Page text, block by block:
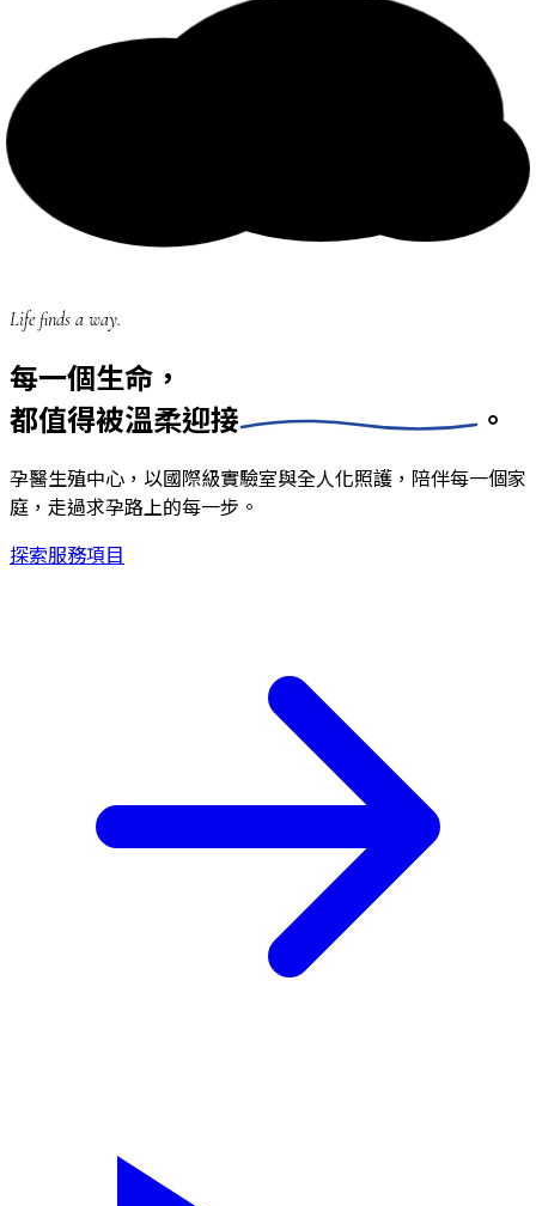
Life finds a way.
每一個生命，
都值得被溫柔迎接 。
孕醫生殖中心，以國際級實驗室與全人化照護，陪伴每一個家
庭，走過求孕路上的每一步。
探索服務項目